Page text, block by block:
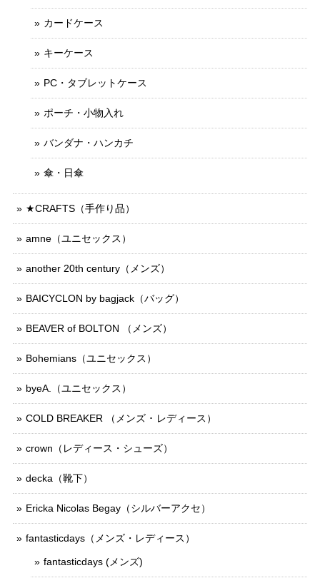
カードケース
キーケース
PC・タブレットケース
ポーチ・小物入れ
バンダナ・ハンカチ
傘・日傘
★CRAFTS（手作り品）
amne（ユニセックス）
another 20th century（メンズ）
BAICYCLON by bagjack（バッグ）
BEAVER of BOLTON （メンズ）
Bohemians（ユニセックス）
byeA.（ユニセックス）
COLD BREAKER （メンズ ･ レディース）
crown（レディース・シューズ）
decka（靴下）
Ericka Nicolas Begay（シルバーアクセ）
fantasticdays（メンズ・レディース）
fantasticdays (メンズ)